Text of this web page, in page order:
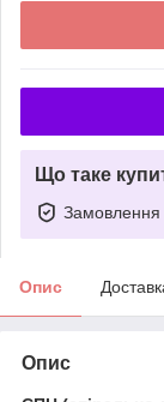
Що таке
Замовлення
Опис
Опис